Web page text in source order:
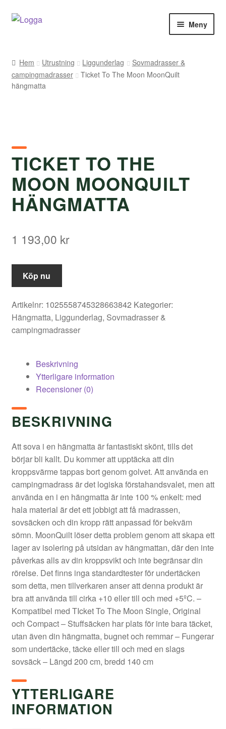
Hoppa
Hoppa
Meny
Kontakt
Varumärken
Väljare
Hem Utrustning Liggunderlag
Sovmadrasser &
campingmadrasser
Ticket To The Moon MoonQuilt
hängmatta
TICKET TO THE
MOON MOONQUILT
HÄNGMATTA
1 193,00 kr
Köp nu
Artikelnr: 1025558745328663842 Kategorier:
Hängmatta, Liggunderlag, Sovmadrasser &
campingmadrasser
Beskrivning
Ytterligare information
Recensioner (0)
BESKRIVNING
Att sova i en hängmatta är fantastiskt skönt, tills det
börjar bli kallt. Du kommer att upptäcka att din
kroppsvärme tappas bort genom golvet. Att använda en
campingmadrass är det logiska förstahandsvalet, men att
använda en i en hängmatta är inte 100 % enkelt: med
hala material är det ett jobbigt att få madrassen,
sovsäcken och din kropp rätt anpassad för bekväm
sömn. MoonQuilt löser detta problem genom att skapa ett
lager av isolering på utsidan av hängmattan, där den inte
påverkas alls av din kroppsvikt och inte begränsar din
rörelse. Det finns inga standardtester för undertäcken
som detta, men tillverkaren anser att denna produkt är
bra att använda till cirka +10 eller till och med +5ºC. –
Kompatibel med TIcket To The Moon Single, Original
och Compact – Stuffsäcken har plats för inte bara täcket,
utan även din hängmatta, bugnet och remmar – Fungerar
som undertäcke, täcke eller till och med en slags
sovsäck – Längd 200 cm, bredd 140 cm
YTTERLIGARE
INFORMATION